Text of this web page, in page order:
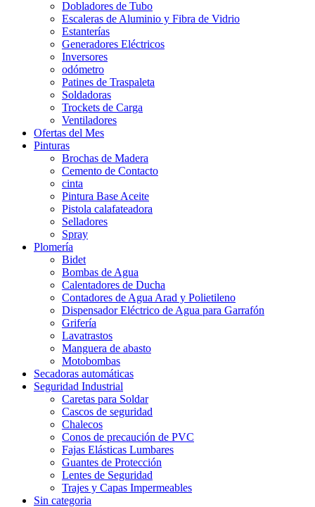
Dobladores de Tubo
Escaleras de Aluminio y Fibra de Vidrio
Estanterías
Generadores Eléctricos
Inversores
odómetro
Patines de Traspaleta
Soldadoras
Trockets de Carga
Ventiladores
Ofertas del Mes
Pinturas
Brochas de Madera
Cemento de Contacto
cinta
Pintura Base Aceite
Pistola calafateadora
Selladores
Spray
Plomería
Bidet
Bombas de Agua
Calentadores de Ducha
Contadores de Agua Arad y Polietileno
Dispensador Eléctrico de Agua para Garrafón
Grifería
Lavatrastos
Manguera de abasto
Motobombas
Secadoras automáticas
Seguridad Industrial
Caretas para Soldar
Cascos de seguridad
Chalecos
Conos de precaución de PVC
Fajas Elásticas Lumbares
Guantes de Protección
Lentes de Seguridad
Trajes y Capas Impermeables
Sin categoria